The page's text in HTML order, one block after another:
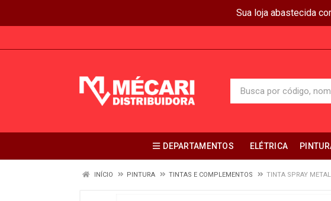
Sua loja abastecida
DEPARTAMENTOS ELÉTRICA
INÍCIO PINTURA TINTAS E COMPLEMENTOS TINTA SPRAY